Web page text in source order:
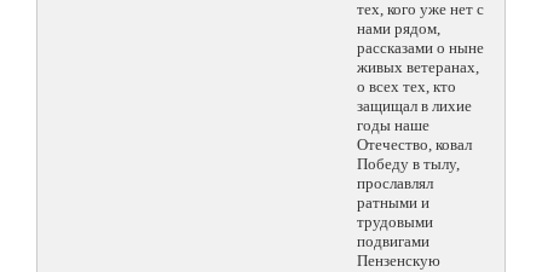
тех, кого уже нет с
нами рядом,
рассказами о ныне
живых ветеранах,
о всех тех, кто
защищал в лихие
годы наше
Отечество, ковал
Победу в тылу,
прославлял
ратными и
трудовыми
подвигами
Пензенскую